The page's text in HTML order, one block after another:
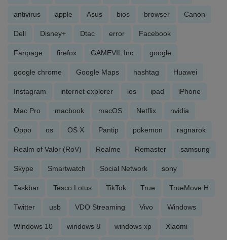
antivirus apple Asus bios browser Canon
Dell Disney+ Dtac error Facebook
Fanpage firefox GAMEVIL Inc. google
google chrome Google Maps hashtag Huawei
Instagram internet explorer ios ipad iPhone
Mac Pro macbook macOS Netflix nvidia
Oppo os OS X Pantip pokemon ragnarok
Realm of Valor (RoV) Realme Remaster samsung
Skype Smartwatch Social Network sony
Taskbar Tesco Lotus TikTok True TrueMove H
Twitter usb VDO Streaming Vivo Windows
Windows 10 windows 8 windows xp Xiaomi